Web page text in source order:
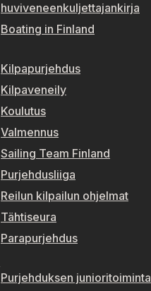
huviveneenkuljettajankirja
Boating in Finland
Kilpapurjehdus
Kilpaveneily
Koulutus
Valmennus
Sailing Team Finland
Purjehdusliiga
Reilun kilpailun ohjelmat
Tähtiseura
Parapurjehdus
Purjehduksen junioritoiminta